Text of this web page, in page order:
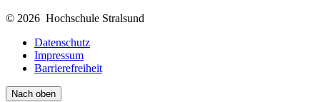
© 2026 Hochschule Stralsund
Datenschutz
Impressum
Barrierefreiheit
Nach oben